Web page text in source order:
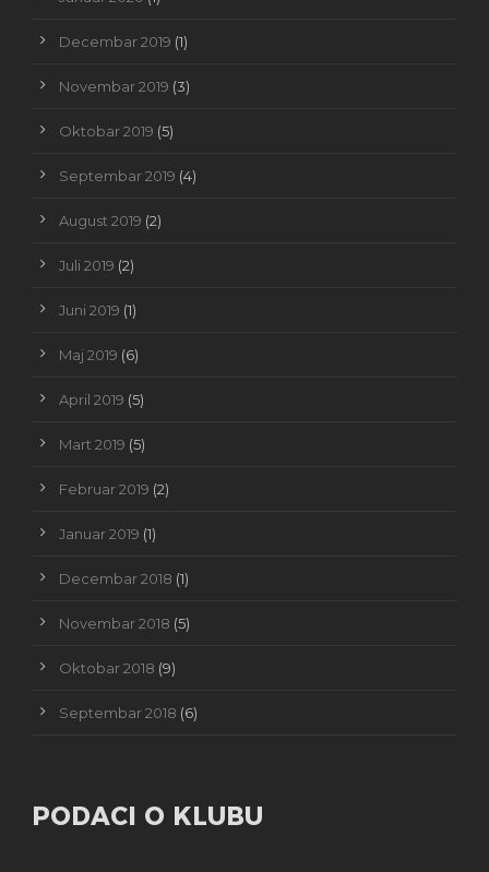
Decembar 2019 (1)
Novembar 2019 (3)
Oktobar 2019 (5)
Septembar 2019 (4)
August 2019 (2)
Juli 2019 (2)
Juni 2019 (1)
Maj 2019 (6)
April 2019 (5)
Mart 2019 (5)
Februar 2019 (2)
Januar 2019 (1)
Decembar 2018 (1)
Novembar 2018 (5)
Oktobar 2018 (9)
Septembar 2018 (6)
PODACI O KLUBU